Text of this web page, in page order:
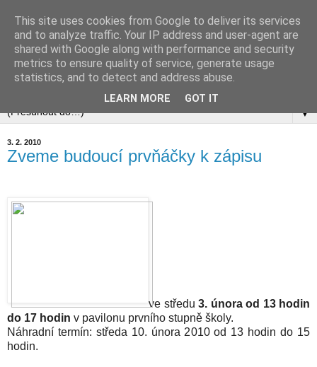
▼
3. 2. 2010
Zveme budoucí prvňáčky k zápisu
ve středu 3. února od 13 hodin
do 17 hodin v pavilonu prvního stupně školy.
Náhradní termín: středa 10. února 2010 od 13 hodin do 15
hodin.
This site uses cookies from Google to deliver its services
and to analyze traffic. Your IP address and user-agent are
shared with Google along with performance and security
metrics to ensure quality of service, generate usage
statistics, and to detect and address abuse.
LEARN MORE GOT IT